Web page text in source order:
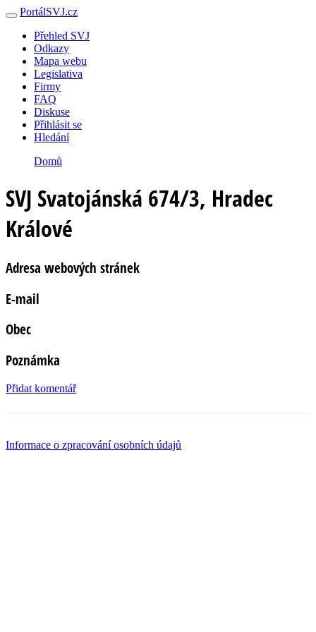
PortálSVJ.cz
Přehled SVJ
Odkazy
Mapa webu
Legislativa
Firmy
FAQ
Diskuse
Přihlásit se
Hledání
Domů
SVJ Svatojánská 674/3, Hradec
Králové
Adresa webových stránek
E-mail
Obec
Poznámka
Přidat komentář
Informace o zpracování osobních údajů